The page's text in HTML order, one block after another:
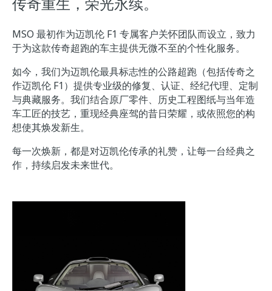
MSO 最初作为迈凯伦 F1 专属客户关怀团队而设立，致力
于为这款传奇超跑的车主提供无微不至的个性化服务。
如今，我们为迈凯伦最具标志性的公路超跑（包括传奇之
作迈凯伦 F1）提供专业级的修复、认证、经纪代理、定制
与典藏服务。我们结合原厂零件、历史工程图纸与当年造
车工匠的技艺，重现经典座驾的昔日荣耀，或依照您的构
想使其焕发新生。
每一次焕新，都是对迈凯伦传承的礼赞，让每一台经典之
作，持续启发未来世代。